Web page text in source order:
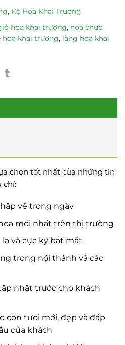
, Kệ Hoa Khai Trương
hoa khai trương, hoa chúc
hoa khai trương, lẵng hoa khai
chọn tốt nhất của những tín
chí:
về trong ngày
mới nhất trên thị trường
và cực kỳ bắt mắt
trong nội thành và các
nhật trước cho khách
còn tươi mới, đẹp và đáp
của khách